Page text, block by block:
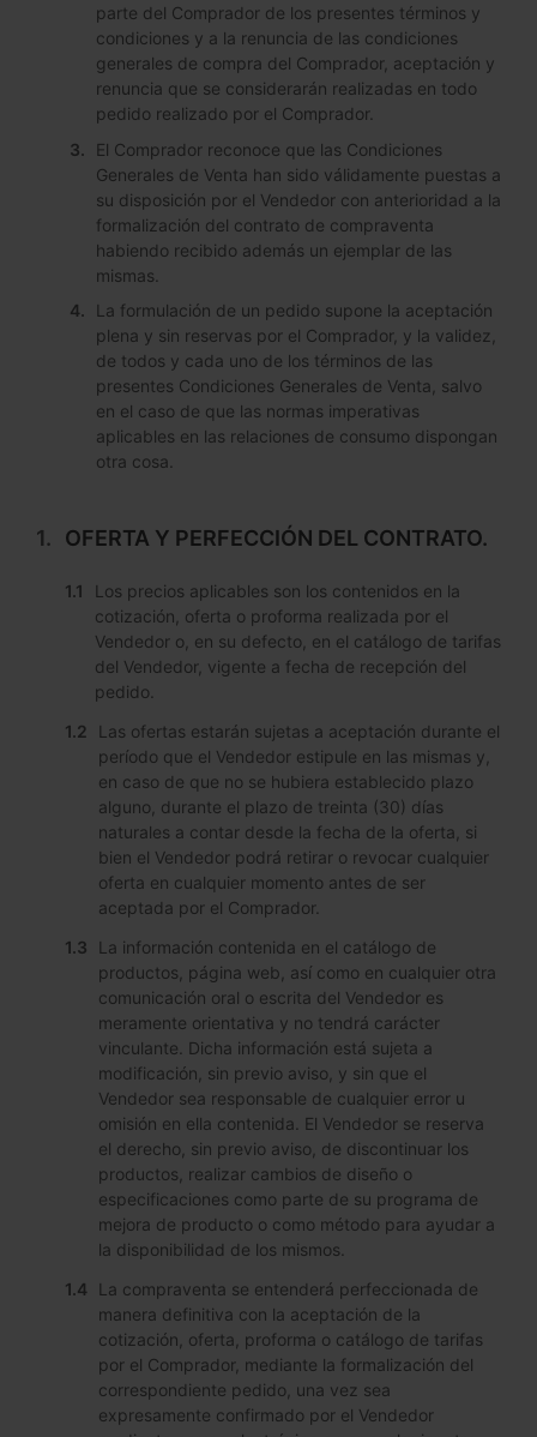
parte del Comprador de los presentes términos y
condiciones y a la renuncia de las condiciones
generales de compra del Comprador, aceptación y
renuncia que se considerarán realizadas en todo
pedido realizado por el Comprador.
El Comprador reconoce que las Condiciones
Generales de Venta han sido válidamente puestas a
su disposición por el Vendedor con anterioridad a la
formalización del contrato de compraventa
habiendo recibido además un ejemplar de las
mismas.
La formulación de un pedido supone la aceptación
plena y sin reservas por el Comprador, y la validez,
de todos y cada uno de los términos de las
presentes Condiciones Generales de Venta, salvo
en el caso de que las normas imperativas
aplicables en las relaciones de consumo dispongan
otra cosa.
OFERTA Y PERFECCIÓN DEL CONTRATO.
Los precios aplicables son los contenidos en la
cotización, oferta o proforma realizada por el
Vendedor o, en su defecto, en el catálogo de tarifas
del Vendedor, vigente a fecha de recepción del
pedido.
Las ofertas estarán sujetas a aceptación durante el
período que el Vendedor estipule en las mismas y,
en caso de que no se hubiera establecido plazo
alguno, durante el plazo de treinta (30) días
naturales a contar desde la fecha de la oferta, si
bien el Vendedor podrá retirar o revocar cualquier
oferta en cualquier momento antes de ser
aceptada por el Comprador.
La información contenida en el catálogo de
productos, página web, así como en cualquier otra
comunicación oral o escrita del Vendedor es
meramente orientativa y no tendrá carácter
vinculante. Dicha información está sujeta a
modificación, sin previo aviso, y sin que el
Vendedor sea responsable de cualquier error u
omisión en ella contenida. El Vendedor se reserva
el derecho, sin previo aviso, de discontinuar los
productos, realizar cambios de diseño o
especificaciones como parte de su programa de
mejora de producto o como método para ayudar a
la disponibilidad de los mismos.
La compraventa se entenderá perfeccionada de
manera definitiva con la aceptación de la
cotización, oferta, proforma o catálogo de tarifas
por el Comprador, mediante la formalización del
correspondiente pedido, una vez sea
expresamente confirmado por el Vendedor